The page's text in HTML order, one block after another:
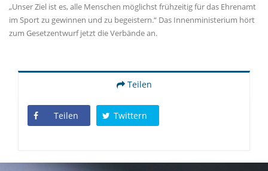
Unser Ziel ist es, alle Menschen möglichst frühzeitig für das Ehrenamt
im Sport zu gewinnen und zu begeistern.“ Das Innenministerium hört
zum Gesetzentwurf jetzt die Verbände an.
Teilen
Teilen Twittern